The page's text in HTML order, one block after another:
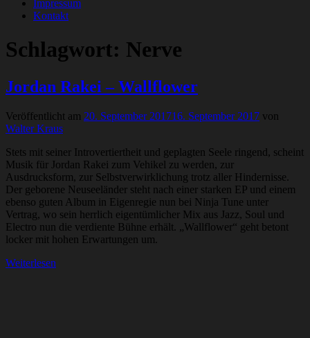
Impressum
Kontakt
Schlagwort: Nerve
Jordan Rakei – Wallflower
Veröffentlicht am 20. September 201716. September 2017 von
Walter Kraus
Stets mit seiner Introvertiertheit und geplagten Seele ringend, scheint
Musik für Jordan Rakei zum Vehikel zu werden, zur
Ausdrucksform, zur Selbstverwirklichung trotz aller Hindernisse.
Der geborene Neuseeländer steht nach einer starken EP und einem
ebenso guten Album in Eigenregie nun bei Ninja Tune unter
Vertrag, wo sein herrlich eigentümlicher Mix aus Jazz, Soul und
Electro nun die verdiente Bühne erhält. „Wallflower“ geht betont
locker mit hohen Erwartungen um.
Weiterlesen